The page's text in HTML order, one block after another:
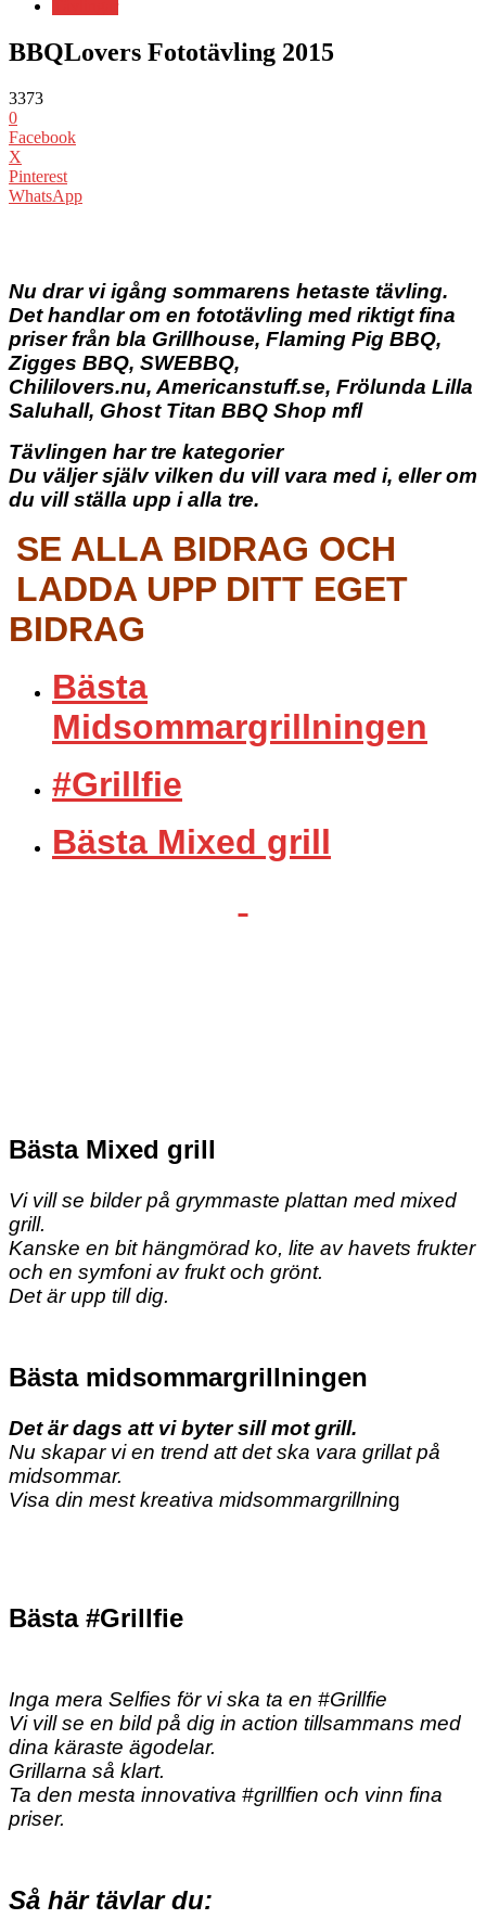
BBQLovers Fototävling 2015
3373
0
Facebook
X
Pinterest
WhatsApp
Nu drar vi igång sommarens hetaste tävling.
Det handlar om en fototävling med riktigt fina
priser från bla Grillhouse, Flaming Pig BBQ,
Zigges BBQ, SWEBBQ,
Chililovers.nu, Americanstuff.se, Frölunda Lilla
Saluhall, Ghost Titan BBQ Shop mfl
Tävlingen har tre kategorier
Du väljer själv vilken du vill vara med i, eller om
du vill ställa upp i alla tre.
SE ALLA BIDRAG OCH
LADDA UPP DITT EGET
BIDRAG
Bästa
Midsommargrillningen
#Grillfie
Bästa Mixed grill
Bästa Mixed grill
Vi vill se bilder på grymmaste plattan med mixed
grill.
Kanske en bit hängmörad ko, lite av havets frukter
och en symfoni av frukt och grönt.
Det är upp till dig.
Bästa midsommargrillningen
Det är dags att vi byter sill mot grill.
Nu skapar vi en trend att det ska vara grillat på
midsommar.
Visa din mest kreativa midsommargrillning
Bästa #Grillfie
Inga mera Selfies för vi ska ta en #Grillfie
Vi vill se en bild på dig in action tillsammans med
dina käraste ägodelar.
Grillarna så klart.
Ta den mesta innovativa #grillfien och vinn fina
priser.
Så här tävlar du: